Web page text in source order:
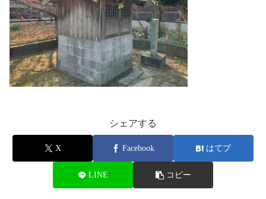
シェアする
X Facebook はてブ
LINE コピー